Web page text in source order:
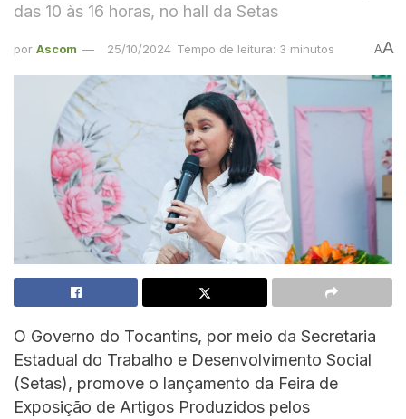
das 10 às 16 horas, no hall da Setas
por Ascom 25/10/2024 Tempo de leitura: 3 minutos AA
O Governo do Tocantins, por meio da Secretaria
Estadual do Trabalho e Desenvolvimento Social
(Setas), promove o lançamento da Feira de
Exposição de Artigos Produzidos pelos